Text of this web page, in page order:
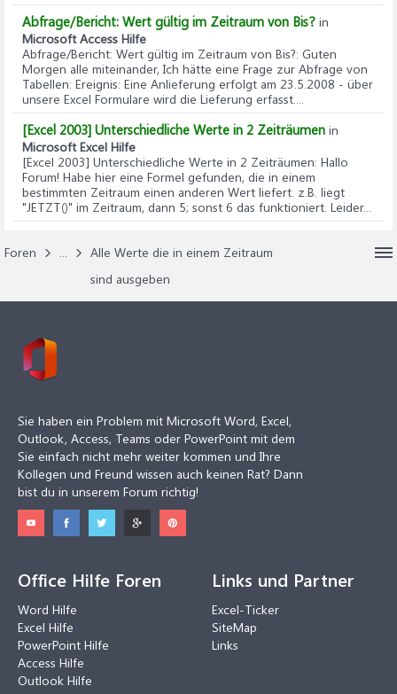
Abfrage/Bericht: Wert gültig im Zeitraum von Bis? in
Microsoft Access Hilfe
Abfrage/Bericht: Wert gültig im Zeitraum von Bis?: Guten
Morgen alle miteinander, Ich hätte eine Frage zur Abfrage von
Tabellen: Ereignis: Eine Anlieferung erfolgt am 23.5.2008 - über
unsere Excel Formulare wird die Lieferung erfasst....
[Excel 2003] Unterschiedliche Werte in 2 Zeiträumen in
Microsoft Excel Hilfe
[Excel 2003] Unterschiedliche Werte in 2 Zeiträumen: Hallo
Forum! Habe hier eine Formel gefunden, die in einem
bestimmten Zeitraum einen anderen Wert liefert. z.B. liegt
"JETZT()" im Zeitraum, dann 5; sonst 6 das funktioniert. Leider...
Foren ...
Alle Werte die in einem Zeitraum
sind ausgeben
Sie haben ein Problem mit Microsoft Word, Excel,
Outlook, Access, Teams oder PowerPoint mit dem
Sie einfach nicht mehr weiter kommen und Ihre
Kollegen und Freund wissen auch keinen Rat? Dann
bist du in unserem Forum richtig!
Office Hilfe Foren
Word Hilfe
Excel Hilfe
PowerPoint Hilfe
Access Hilfe
Outlook Hilfe
Links und Partner
Excel-Ticker
SiteMap
Links